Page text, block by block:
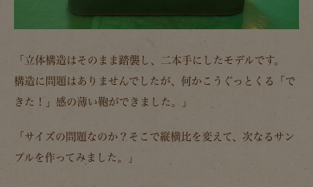
「立体構造はそのまま踏襲し、二本手にしたモデルです。
構造に問題はありませんでしたが、何かこうぐっとくる「で
きた！」感の薄い鞄ができました。」
「サイズの問題なのか？そこで縦横比を変えて、次なるサン
プルを作ってみました。」